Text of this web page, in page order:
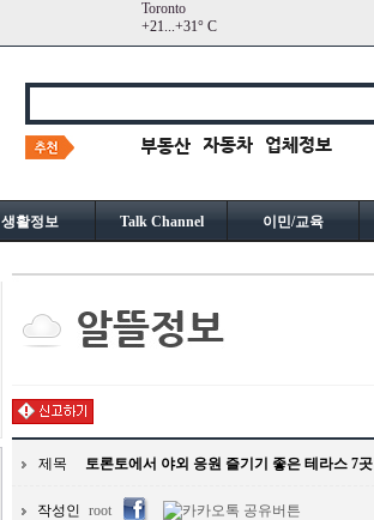
Toronto
+21...+31° C
생활정보 Talk Channel 이민/교육
제목 토론토에서 야외 응원 즐기기 좋은 테라스 7곳
작성인 root